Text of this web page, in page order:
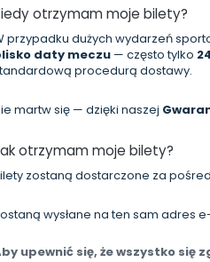
otrzymam moje bilety?
przypadku dużych wydarzeń
daty meczu — często tylko
procedurą dostawy.
martw się — dzięki naszej
otrzymam moje bilety?
zostaną dostarczone za
wysłane na ten sam adres
upewnić się, że wszystko się